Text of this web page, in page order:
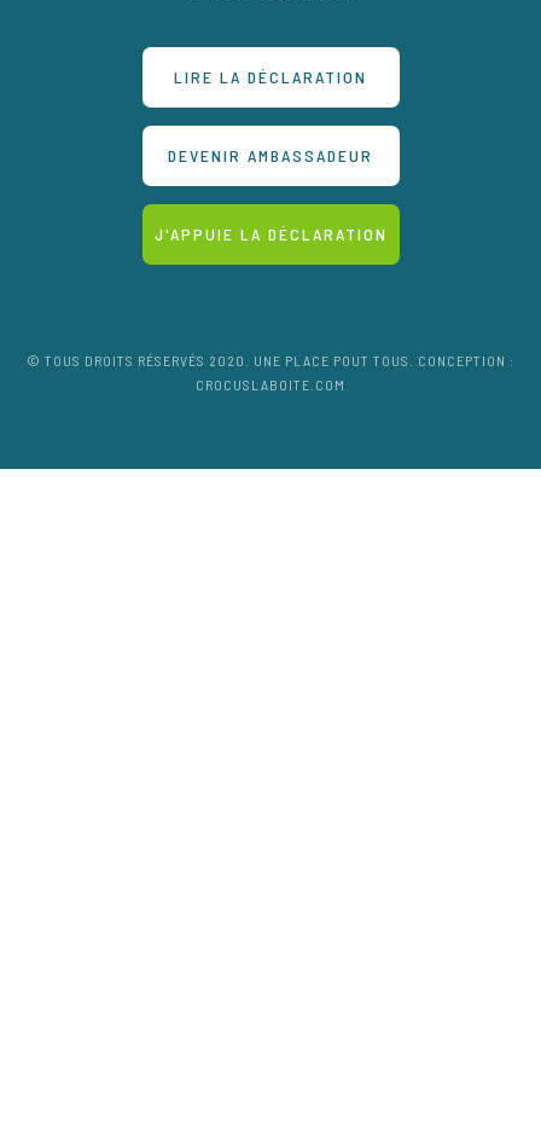
LIRE LA DÉCLARATION
DEVENIR AMBASSADEUR
J'APPUIE LA DÉCLARATION
© TOUS DROITS RÉSERVÉS 2020. UNE PLACE POUT TOUS. CONCEPTION :
CROCUSLABOITE.COM